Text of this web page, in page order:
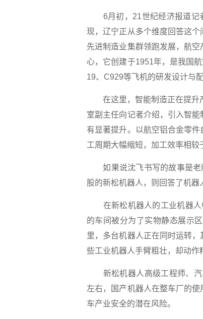
6月初，21世纪经济报道记者
现，辽宁正从多个维度回答这
先进制造业集群领跑发展，航
心，它创建于1951年，是我国
19、C929等飞机的研发设计与配
在这里，智能制造正在提升
室副主任向记者介绍，引入智
有显著提升。以航空铝合金零
工周期大幅缩短，加工效率相较
如果说沈飞书写的故事是老
股的新松机器人，则回答了机器
在新松机器人的工业机器人
的车间被分为了实物静态展示
里，多台机器人正在同时运转
些工业机器人手臂粗壮，却动作
新松机器人高级工程师、汽
左右，国产机器人在整车厂的
车产业安全的潜在风险。